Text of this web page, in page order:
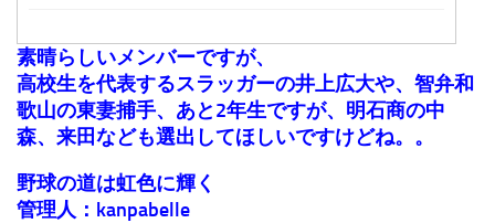
素晴らしいメンバーですが、
高校生を代表するスラッガーの井上広大や、智弁和
歌山の東妻捕手、あと2年生ですが、明石商の中
森、来田なども選出してほしいですけどね。。
野球の道は虹色に輝く
管理人：kanpabelle